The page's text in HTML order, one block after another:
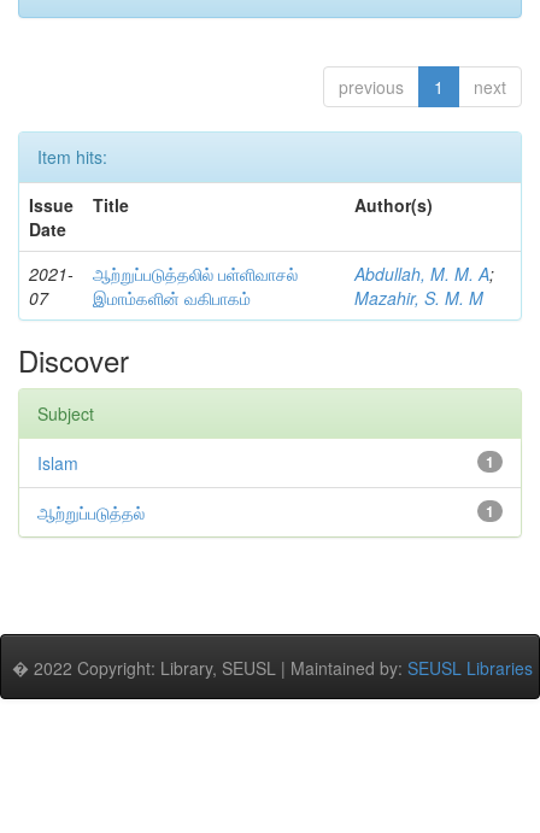
previous 1 next
Item hits:
Issue
Date
Title Author(s)
2021-
07
ஆற்றுப்படுத்தலில் பள்ளிவாசல்
இமாம்களின் வகிபாகம்
Abdullah, M. M. A;
Mazahir, S. M. M
Discover
Subject
1
Islam
1
ஆற்றுப்படுத்தல்
� 2022 Copyright: Library, SEUSL | Maintained by: SEUSL Libraries